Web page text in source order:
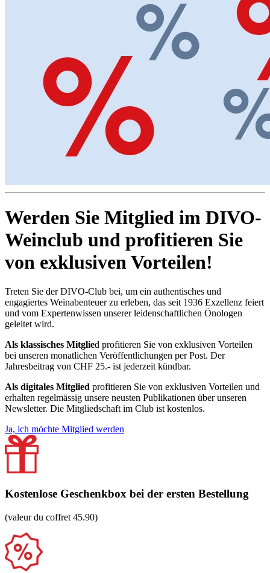
Werden Sie Mitglied im DIVO-
Weinclub und profitieren Sie
von exklusiven Vorteilen!
Treten Sie der DIVO-Club bei, um ein authentisches und
engagiertes Weinabenteuer zu erleben, das seit 1936 Exzellenz feiert
und vom Expertenwissen unserer leidenschaftlichen Önologen
geleitet wird.
Als klassisches Mitglied profitieren Sie von exklusiven Vorteilen
bei unseren monatlichen Veröffentlichungen per Post. Der
Jahresbeitrag von CHF 25.- ist jederzeit kündbar.
Als digitales Mitglied profitieren Sie von exklusiven Vorteilen und
erhalten regelmässig unsere neusten Publikationen über unseren
Newsletter. Die Mitgliedschaft im Club ist kostenlos.
Ja, ich möchte Mitglied werden
Kostenlose Geschenkbox bei der ersten Bestellung
(valeur du coffret 45.90)